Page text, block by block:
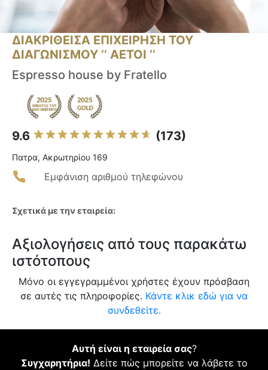
ΔΙΑΚΡΙΘΕΙΣΑ ΕΠΙΧΕΙΡΗΣΗ ΤΟΥ
ΔΙΑΓΩΝΙΣΜΟΥ ‘’ ΑΕΤΟΙ ‘’
Espresso house by Fratello
9.6 (173)
Πατρα, Ακρωτηρίου 169
Εμφάνιση αριθμού τηλεφώνου
Σχετικά με την εταιρεία:
Αξιολογήσεις από τους παρακάτω
ιστότοπους
Μόνο οι εγγεγραμμένοι χρήστες έχουν πρόσβαση
σε αυτές τις πληροφορίες. Κάντε κλικ εδώ για να
συνδεθείτε.
Αυτή είναι η εταιρεία σας?
Συγχαρητήρια! Δείτε πώς μπορείτε να λάβετε το